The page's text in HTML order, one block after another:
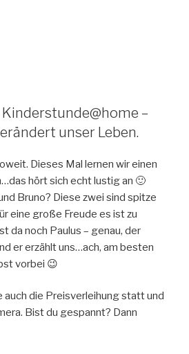
–
unser Leben.
Dieses Mal lernen wir einen
hört sich echt lustig an 🙂
Bruno? Diese zwei sind spitze
eine große Freude es ist zu
da noch Paulus – genau, der
er erzählt uns…ach, am besten
vorbei 😉
die Preisverleihung statt und
Bist du gespannt? Dann